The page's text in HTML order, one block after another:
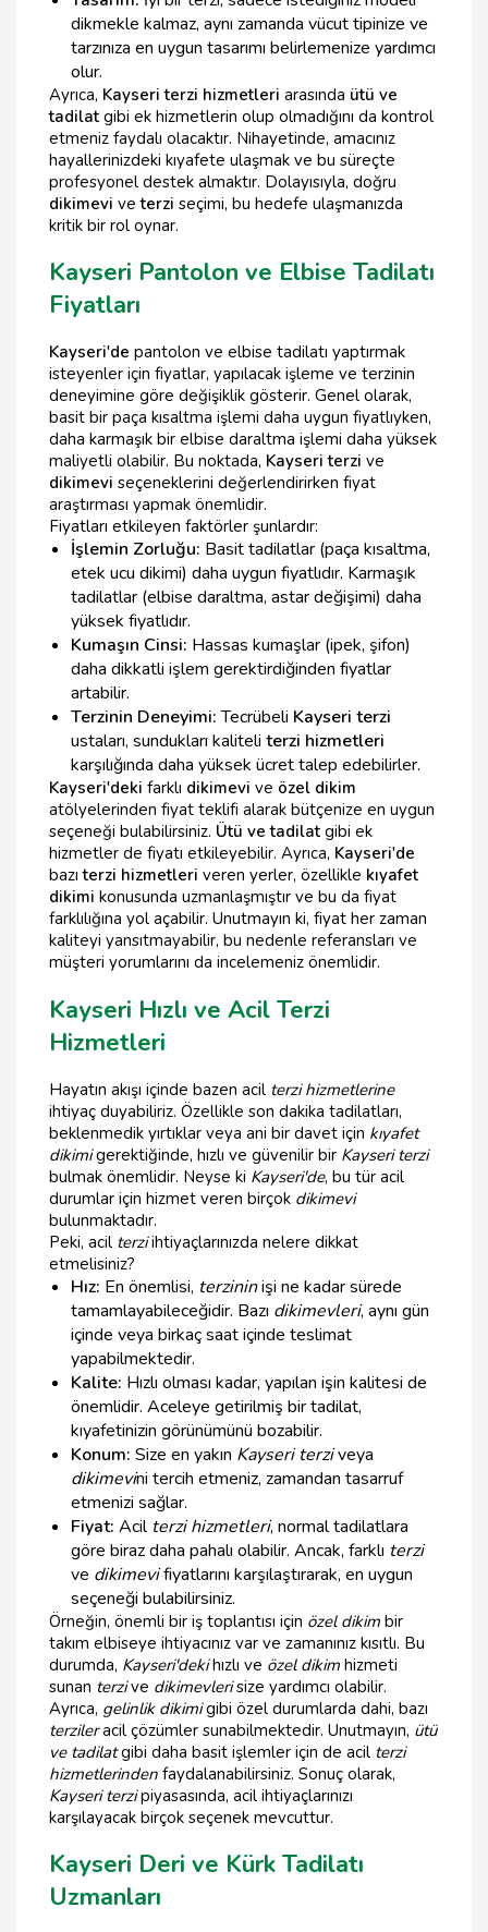
dikmekle kalmaz, aynı zamanda vücut tipinize ve
tarzınıza en uygun tasarımı belirlemenize yardımcı
olur.
Ayrıca, Kayseri terzi hizmetleri arasında ütü ve
tadilat gibi ek hizmetlerin olup olmadığını da kontrol
etmeniz faydalı olacaktır. Nihayetinde, amacınız
hayallerinizdeki kıyafete ulaşmak ve bu süreçte
profesyonel destek almaktır. Dolayısıyla, doğru
dikimevi veterzi seçimi, bu hedefe ulaşmanızda
kritik bir rol oynar.
Kayseri Pantolon ve Elbise Tadilatı
Fiyatları
Kayseri'de pantolon ve elbise tadilatı yaptırmak
isteyenler için fiyatlar, yapılacak işleme ve terzinin
deneyimine göre değişiklik gösterir. Genel olarak,
basit bir paça kısaltma işlemi daha uygun fiyatlıyken,
daha karmaşık bir elbise daraltma işlemi daha yüksek
maliyetli olabilir. Bu noktada, Kayseri terzi ve
dikimevi seçeneklerini değerlendirirken fiyat
araştırması yapmak önemlidir.
Fiyatları etkileyen faktörler şunlardır:
İşlemin Zorluğu: Basit tadilatlar (paça kısaltma,
etek ucu dikimi) daha uygun fiyatlıdır. Karmaşık
tadilatlar (elbise daraltma, astar değişimi) daha
yüksek fiyatlıdır.
Kumaşın Cinsi: Hassas kumaşlar (ipek, şifon)
daha dikkatli işlem gerektirdiğinden fiyatlar
artabilir.
Terzinin Deneyimi:Tecrübeli Kayseri terzi
ustaları, sundukları kaliteli terzi hizmetleri
karşılığında daha yüksek ücret talep edebilirler.
Kayseri'deki farklı dikimevi ve özel dikim
atölyelerinden fiyat teklifi alarak bütçenize en uygun
seçeneği bulabilirsiniz. Ütü ve tadilat gibi ek
hizmetler de fiyatı etkileyebilir. Ayrıca, Kayseri'de
bazıterzi hizmetleri veren yerler, özellikle kıyafet
dikimi konusunda uzmanlaşmıştır ve bu da fiyat
farklılığına yol açabilir. Unutmayın ki, fiyat her zaman
kaliteyi yansıtmayabilir, bu nedenle referansları ve
müşteri yorumlarını da incelemeniz önemlidir.
Kayseri Hızlı ve Acil Terzi
Hizmetleri
Hayatın akışı içinde bazen acil terzi hizmetlerine
ihtiyaç duyabiliriz. Özellikle son dakika tadilatları,
beklenmedik yırtıklar veya ani bir davet için kıyafet
dikimigerektiğinde, hızlı ve güvenilir bir Kayseri terzi
bulmak önemlidir. Neyse ki Kayseri'de, bu tür acil
durumlar için hizmet veren birçok dikimevi
bulunmaktadır.
Peki, acil terziihtiyaçlarınızda nelere dikkat
etmelisiniz?
Hız: En önemlisi, terzininişi ne kadar sürede
tamamlayabileceğidir. Bazı dikimevleri, aynı gün
içinde veya birkaç saat içinde teslimat
yapabilmektedir.
Kalite: Hızlı olması kadar, yapılan işin kalitesi de
önemlidir. Aceleye getirilmiş bir tadilat,
kıyafetinizin görünümünü bozabilir.
Konum: Size en yakın Kayseri terziveya
dikimevini tercih etmeniz, zamandan tasarruf
etmenizi sağlar.
Fiyat: Acil terzi hizmetleri, normal tadilatlara
göre biraz daha pahalı olabilir. Ancak, farklı terzi
ve dikimevifiyatlarını karşılaştırarak, en uygun
seçeneği bulabilirsiniz.
Örneğin, önemli bir iş toplantısı için özel dikim bir
takım elbiseye ihtiyacınız var ve zamanınız kısıtlı. Bu
durumda, Kayseri'dekihızlı ve özel dikim hizmeti
sunan terzive dikimevlerisize yardımcı olabilir.
Ayrıca, gelinlik dikimigibi özel durumlarda dahi, bazı
terzileracil çözümler sunabilmektedir. Unutmayın, ütü
ve tadilatgibi daha basit işlemler için de acil terzi
hizmetlerinden faydalanabilirsiniz. Sonuç olarak,
Kayseri terzipiyasasında, acil ihtiyaçlarınızı
karşılayacak birçok seçenek mevcuttur.
Kayseri Deri ve Kürk Tadilatı
Uzmanları